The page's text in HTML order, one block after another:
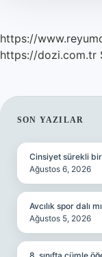
https://
https://dozi.com.tr
SON YAZILAR
Cinsiyet sürekli
Ağustos 6, 2026
Avcılık spor dalı
Ağustos 5, 2026